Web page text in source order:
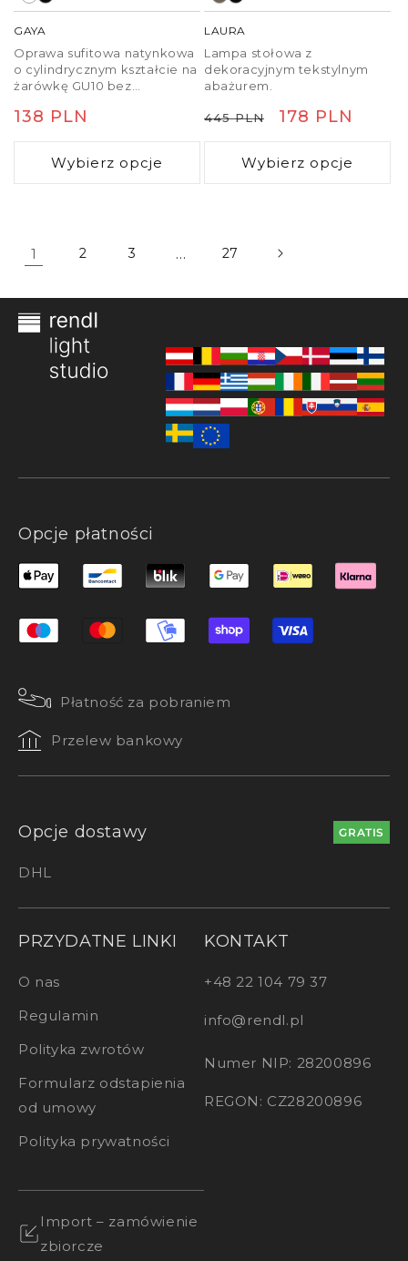
GAYA
Oprawa sufitowa natynkowa
o cylindrycznym kształcie na
żarówkę GU10 bez
Cena
regularna
138 PLN
Wybierz opcje
LAURA
Lampa stołowa z
dekoracyjnym tekstylnym
abażurem.
Cena
regularna
445 PLN
Cena
promocyjna
178 PLN
Wybierz opcje
1 2 3 … 27
Opcje płatności
Płatność za pobraniem
Przelew bankowy
Opcje dostawy GRATIS
DHL
PRZYDATNE LINKI
O nas
Regulamin
Polityka zwrotów
Formularz odstapienia
od umowy
Polityka prywatności
Import – zamówienie
zbiorcze
KONTAKT
+48 22 104 79 37
info@rendl.pl
Numer NIP: 28200896
REGON: CZ28200896